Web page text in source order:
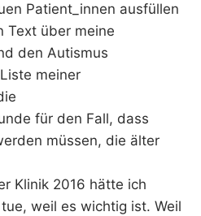
Patient_innen ausfüllen
Text über meine
den Autismus
meiner
für den Fall, dass
müssen, die älter
Klinik 2016 hätte ich
weil es wichtig ist. Weil